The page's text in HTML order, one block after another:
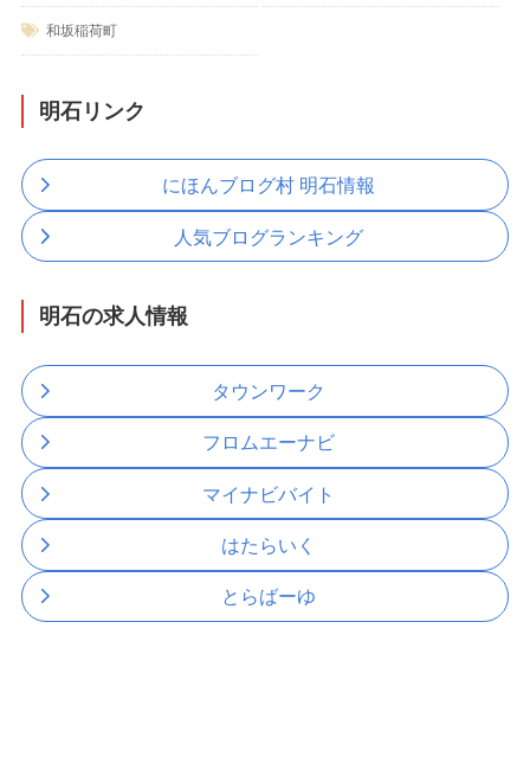
和坂稲荷町
明石リンク
にほんブログ村 明石情報
人気ブログランキング
明石の求人情報
タウンワーク
フロムエーナビ
マイナビバイト
はたらいく
とらばーゆ